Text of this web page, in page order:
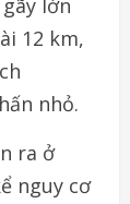
lớn
12 km,
nhỏ.
ra ở
nguy cơ